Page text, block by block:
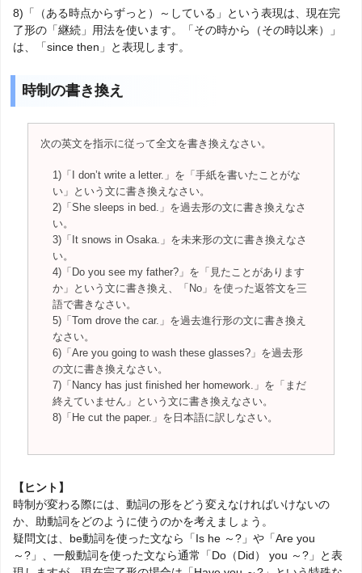
8)「（ある時点からずっと）～している」という表現は、現在完
了形の「継続」用法を使います。「その時から（その時以来）」
は、「since then」と表現します。
時制の書き換え
次の英文を指示に従って全文を書き換えなさい。
1)「I don’t write a letter.」を「手紙を書いたことがな
い」という文に書き換えなさい。
2)「She sleeps in bed.」を過去形の文に書き換えなさ
い。
3)「It snows in Osaka.」を未来形の文に書き換えなさ
い。
4)「Do you see my father?」を「見たことがあります
か」という文に書き換え、「No」を使った返答文を三
語で書きなさい。
5)「Tom drove the car.」を過去進行形の文に書き換え
なさい。
6)「Are you going to wash these glasses?」を過去形
の文に書き換えなさい。
7)「Nancy has just finished her homework.」を「まだ
終えていません」という文に書き換えなさい。
8)「He cut the paper.」を日本語に訳しなさい。
【ヒント】
時制が変わる際には、動詞の形をどう変えなければいけないの
か、助動詞をどのように使うのかを考えましょう。
疑問文は、be動詞を使った文なら「Is he ～?」や「Are you
～?」、一般動詞を使った文なら通常「Do（Did） you ～?」と表